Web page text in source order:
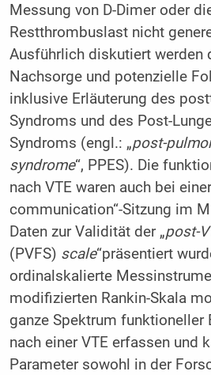
Messung von D-Dimer oder
Restthrombuslast nicht
Ausführlich diskutiert werden
Nachsorge und potenzielle
inklusive Erläuterung des
Syndroms und des Post-
Syndroms (engl.: „post-
syndrome“, PPES). Die
nach VTE waren auch bei einer
communication“-Sitzung im
Daten zur Validität der „post-
(PVFS) scale“präsentiert
ordinalskalierte
modifizierten Rankin-Skala
ganze Spektrum funktioneller
nach einer VTE erfassen und
Parameter sowohl in der